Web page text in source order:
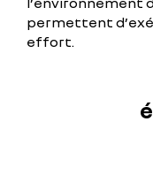
permettent
effort.